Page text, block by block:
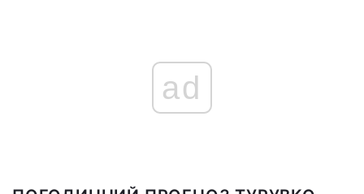
ad